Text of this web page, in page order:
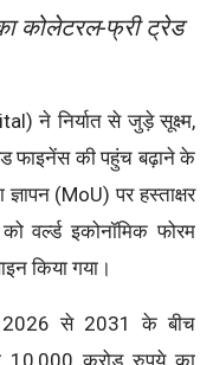
कोलेटरल-फ्री ट्रेड
ने निर्यात से जुड़े सूक्ष्म,
फाइनेंस की पहुंच बढ़ाने के
(MoU) पर हस्ताक्षर
वर्ल्ड इकोनॉमिक फोरम
किया गया।
से 2031 के बीच
10,000 करोड़ रुपये का